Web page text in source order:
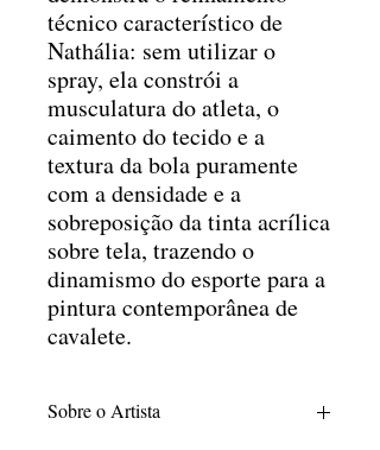
técnico característico de
Nathália: sem utilizar o
spray, ela constrói a
musculatura do atleta, o
caimento do tecido e a
textura da bola puramente
com a densidade e a
sobreposição da tinta acrílica
sobre tela, trazendo o
dinamismo do esporte para a
pintura contemporânea de
cavalete.
Sobre o Artista